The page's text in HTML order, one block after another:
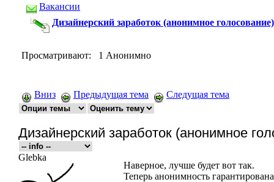
Вакансии
Дизайнерский заработок (анонимное голосование)
Просматривают: 1 Анонимно
Вниз Предыдущая тема Следущая тема
Дизайнерский заработок (анонимное
Glebka
Наверное, лучше будет вот так.
Теперь анонимность